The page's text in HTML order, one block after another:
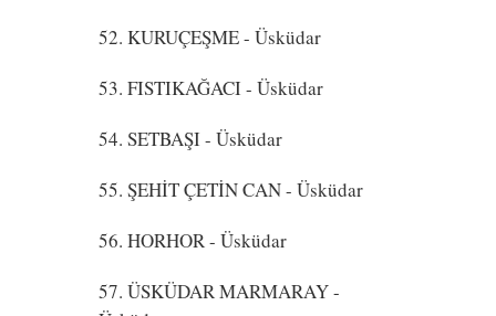
52. KURUÇEŞME- Üsküdar
53. FISTIKAĞACI- Üsküdar
54. SETBAŞI- Üsküdar
55. ŞEHİT ÇETİN CAN- Üsküdar
56. HORHOR- Üsküdar
57. ÜSKÜDAR MARMARAY-